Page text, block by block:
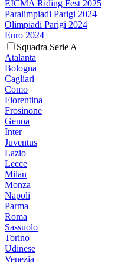
EICMA Riding Fest 2025
Paralimpiadi Parigi 2024
Olimpiadi Parigi 2024
Euro 2024
Squadra Serie A
Atalanta
Bologna
Cagliari
Como
Fiorentina
Frosinone
Genoa
Inter
Juventus
Lazio
Lecce
Milan
Monza
Napoli
Parma
Roma
Sassuolo
Torino
Udinese
Venezia